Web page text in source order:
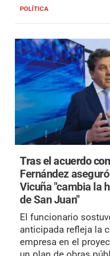
POLÍTICA
Tras el acuerdo
Fernández
Vicuña "cambia la
de San Juan"
El funcionario
anticipada refleja la
empresa en el